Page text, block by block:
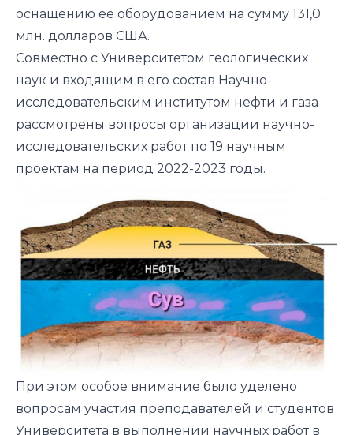
оснащению ее оборудованием на сумму 131,0
млн. долларов США.
Совместно с Университетом геологических
наук и входящим в его состав Научно-
исследовательским институтом нефти и газа
рассмотрены вопросы организации научно-
исследовательских работ по 19 научным
проектам на период 2022-2023 годы.
При этом особое внимание было уделено
вопросам участия преподавателей и студентов
Университета в выполнении научных работ в